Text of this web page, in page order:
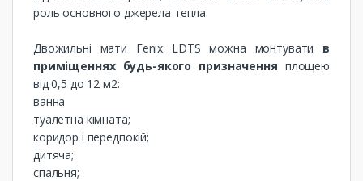
роль основного джерела тепла.
Двожильні мати Fenix ​​LDTS можна монтувати в
приміщеннях будь-якого призначення площею
від 0,5 до 12 м2:
ванна
туалетна кімната;
коридор і передпокій;
дитяча;
спальня;